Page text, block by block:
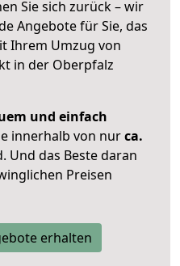
Sie sich zurück – wir
Angebote für Sie, das
Ihrem Umzug von
in der Oberpfalz
und einfach
innerhalb von nurca.
Und das Beste daran
Preisen
erhalten